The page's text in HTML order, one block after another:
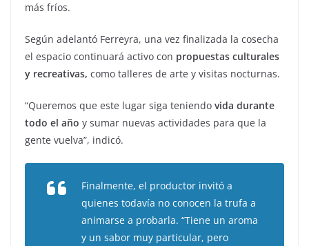
más fríos.
Según adelantó Ferreyra, una vez finalizada la cosecha
el espacio continuará activo con propuestas culturales
y recreativas, como talleres de arte y visitas nocturnas.
“Queremos que este lugar siga teniendo vida durante
todo el año y sumar nuevas actividades para que la
gente vuelva”, indicó.
Finalmente, el productor invitó a
quienes todavía no conocen la trufa a
animarse a probarla. “Tiene un aroma
y un sabor muy particular, pero